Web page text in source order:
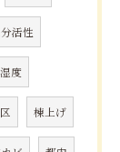
活性
度
棟上げ